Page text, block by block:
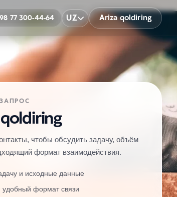
77 300-44-64 UZ Ariza qoldiring
чтобы обсудить задачу, объём
формат взаимодействия.
и исходные данные
удобный формат связи